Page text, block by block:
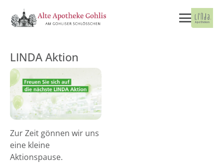
LINDA Aktion
Zur Zeit gönnen wir uns
eine kleine
Aktionspause.